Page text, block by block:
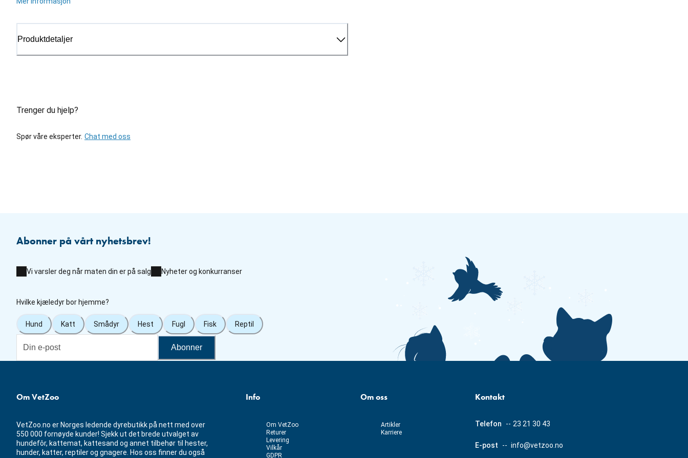
Produktdetaljer
Trenger du hjelp?
Spør våre eksperter. Chat med oss
Abonner på vårt nyhetsbrev!
Vi varsler deg når maten din er på salg Nyheter og konkurranser
Hvilke kjæledyr bor hjemme?
Hund Katt Smådyr Hest Fugl Fisk Reptil
Abonner
Om VetZoo
VetZoo.no er Norges ledende dyrebutikk på nett med over
550 000 fornøyde kunder! Sjekk ut det brede utvalget av
hundefôr, kattemat, kattesand og annet tilbehør til hester,
hunder, katter, reptiler og gnagere. Hos oss finner du også
Info
Om VetZoo
Returer
Levering
Vilkår
GDPR
Om oss
Artikler
Karriere
Kontakt
Telefon -- 23 21 30 43
E-post -- info@vetzoo.no